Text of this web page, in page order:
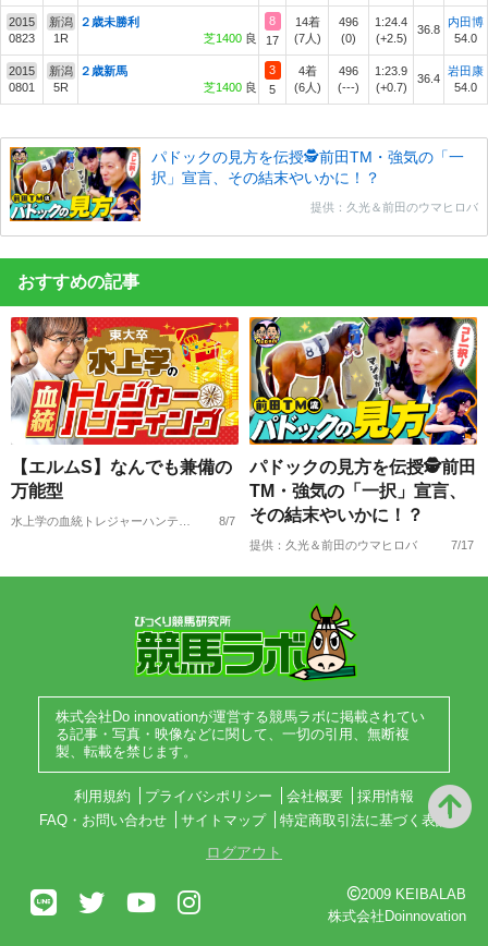
2015
0823
新潟
1R
２歳未勝利
芝1400 良
8
17
14着
(7人)
496
(0)
1:24.4
(+2.5)
36.8
内田博
54.0
2015
0801
新潟
5R
２歳新馬
芝1400 良
3
5
4着
(6人)
496
(---)
1:23.9
(+0.7)
36.4
岩田康
54.0
パドックの見方を伝授🕵前田TM・強気の「一
択」宣言、その結末やいかに！？
提供：久光＆前田のウマヒロバ
おすすめの記事
【エルムS】なんでも兼備の
万能型
8/7
パドックの見方を伝授🕵前田
TM・強気の「一択」宣言、
その結末やいかに！？
提供：久光＆前田のウマヒロバ 7/17
株式会社Do innovationが運営する競馬ラボに掲載されてい
る記事・写真・映像などに関して、一切の引用、無断複
製、転載を禁じます。
利用規約 プライバシポリシー 会社概要
採用情報
FAQ・お問い合わせ
サイトマップ 特定商取引法に基づく表記
ログアウト
2009 KEIBALAB
株式会社Doinnovation